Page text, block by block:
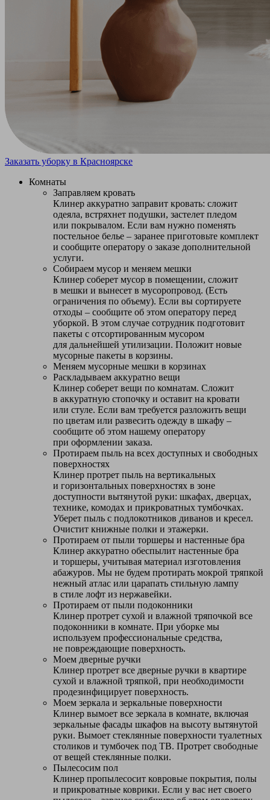
Заказать уборку в Красноярске
Комнаты
Заправляем кровать
Клинер аккуратно заправит кровать: сложит
одеяла, встряхнет подушки, застелет пледом
или покрывалом. Если вам нужно поменять
постельное белье – заранее приготовьте комплект
и сообщите оператору о заказе дополнительной
услуги.
Собираем мусор и меняем мешки
Клинер соберет мусор в помещении, сложит
в мешки и вынесет в мусоропровод. (Есть
ограничения по объему). Если вы сортируете
отходы – сообщите об этом оператору перед
уборкой. В этом случае сотрудник подготовит
пакеты с отсортированным мусором
для дальнейшей утилизации. Положит новые
мусорные пакеты в корзины.
Меняем мусорные мешки в корзинах
Раскладываем аккуратно вещи
Клинер соберет вещи по комнатам. Сложит
в аккуратную стопочку и оставит на кровати
или стуле. Если вам требуется разложить вещи
по цветам или развесить одежду в шкафу –
сообщите об этом нашему оператору
при оформлении заказа.
Протираем пыль на всех доступных и свободных
поверхностях
Клинер протрет пыль на вертикальных
и горизонтальных поверхностях в зоне
доступности вытянутой руки: шкафах, дверцах,
технике, комодах и прикроватных тумбочках.
Уберет пыль с подлокотников диванов и кресел.
Очистит книжные полки и этажерки.
Протираем от пыли торшеры и настенные бра
Клинер аккуратно обеспылит настенные бра
и торшеры, учитывая материал изготовления
абажуров. Мы не будем протирать мокрой тряпкой
нежный атлас или царапать стильную лампу
в стиле лофт из нержавейки.
Протираем от пыли подоконники
Клинер протрет сухой и влажной тряпочкой все
подоконники в комнате. При уборке мы
используем профессиональные средства,
не повреждающие поверхность.
Моем дверные ручки
Клинер протрет все дверные ручки в квартире
сухой и влажной тряпкой, при необходимости
продезинфицирует поверхность.
Моем зеркала и зеркальные поверхности
Клинер вымоет все зеркала в комнате, включая
зеркальные фасады шкафов на высоту вытянутой
руки. Вымоет стеклянные поверхности туалетных
столиков и тумбочек под ТВ. Протрет свободные
от вещей стеклянные полки.
Пылесосим пол
Клинер пропылесосит ковровые покрытия, полы
и прикроватные коврики. Если у вас нет своего